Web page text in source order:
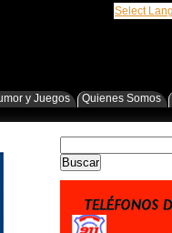
Select
y Juegos Quienes Somos